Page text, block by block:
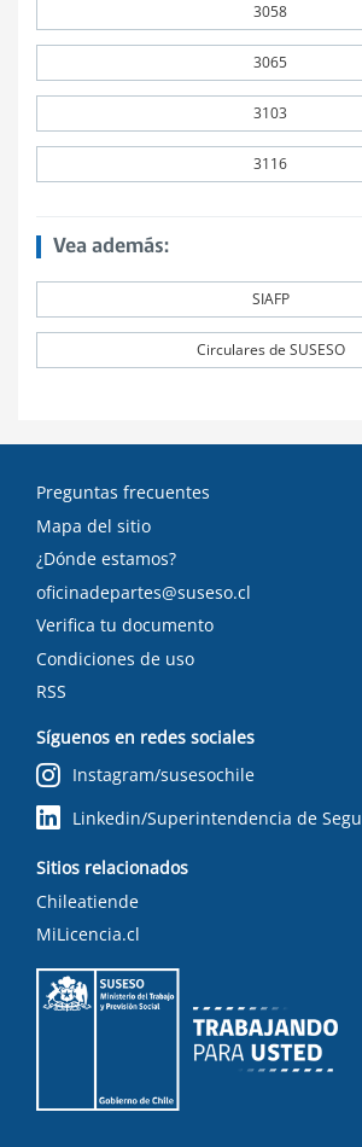
3058
3065
3103
3116
Vea además:
SIAFP
Circulares de SUSESO
Preguntas frecuentes
Mapa del sitio
¿Dónde estamos?
oficinadepartes@suseso.cl
Verifica tu documento
Condiciones de uso
RSS
Síguenos en redes sociales
Instagram/susesochile
Linkedin/Superintendencia de
Sitios relacionados
Chileatiende
MiLicencia.cl